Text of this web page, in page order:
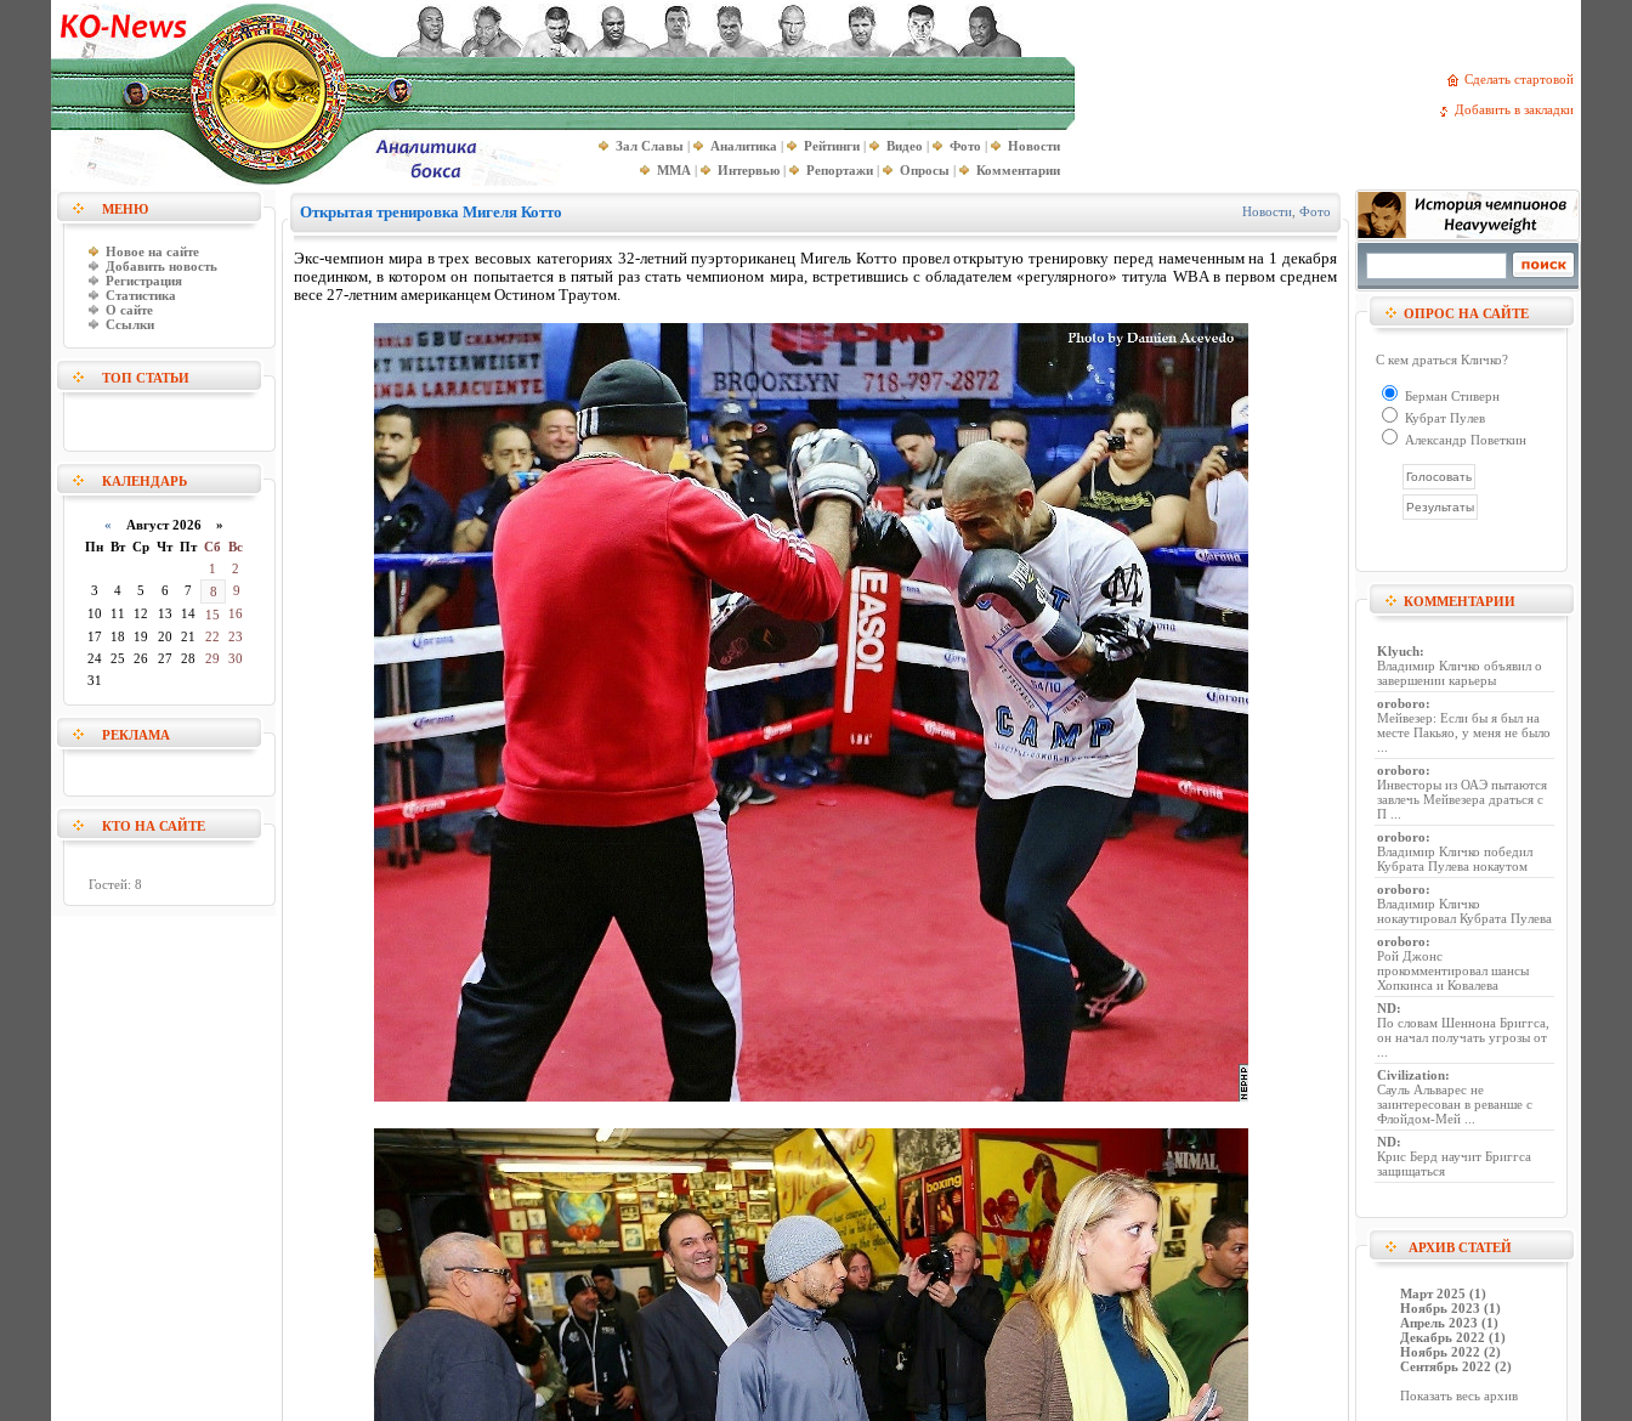
Сделать стартовой
Добавить в закладки
Зал Славы | Аналитика | Рейтинги | Видео | Фото |
Новости
MMA | Интервью | Репортажи | Опросы | Комментарии
МЕНЮ
Новое на сайте
Добавить новость
Регистрация
Статистика
О сайте
Ссылки
ТОП СТАТЬИ
КАЛЕНДАРЬ
« Август 2026 »
Пн Вт Ср Чт Пт Сб Вс
1
2
3
4 5 6 7 8
9
10
11 12 13 14 15
16
17
18 19 20 21 22
23
24
25 26 27 28 29
30
31
РЕКЛАМА
КТО НА САЙТЕ
Гостей: 8
Открытая тренировка Мигеля Котто Новости Фото
Экс-чемпион мира в трех весовых категориях 32-летний пуэрториканец Мигель Котто провел открытую тренировку перед намеченным на 1 декабря
поединком, в котором он попытается в пятый раз стать чемпионом мира, встретившись с обладателем «регулярного» титула WBA в первом среднем
весе 27-летним американцем Остином Траутом.
ОПРОС НА САЙТЕ
С кем драться Кличко?
Берман Стиверн
Кубрат Пулев
Александр Поветкин
КОММЕНТАРИИ
Klyuch:
Владимир Кличко объявил о
завершении карьеры
oroboro:
Мейвезер: Если бы я был на
месте Пакьяо, у меня не было
oroboro:
Инвесторы из ОАЭ пытаются
завлечь Мейвезера драться с
П ...
oroboro:
Владимир Кличко победил
Кубрата Пулева нокаутом
oroboro:
Владимир Кличко
нокаутировал Кубрата Пулева
oroboro:
Рой Джонс
прокомментировал шансы
Хопкинса и Ковалева
ND:
По словам Шеннона Бриггса,
он начал получать угрозы от
Civilization:
Сауль Альварес не
заинтересован в реванше с
Флойдом-Мей ...
ND:
Крис Берд научит Бриггса
защищаться
АРХИВ СТАТЕЙ
Март 2025 (1)
Ноябрь 2023 (1)
Апрель 2023 (1)
Декабрь 2022 (1)
Ноябрь 2022 (2)
Сентябрь 2022 (2)
Показать весь архив